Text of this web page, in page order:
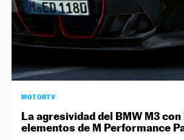
MOTORTV
La agresividad del BMW M3
elementos de M Performance